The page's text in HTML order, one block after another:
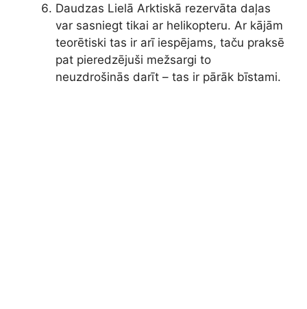
Daudzas Lielā Arktiskā rezervāta daļas
var sasniegt tikai ar helikopteru. Ar kājām
teorētiski tas ir arī iespējams, taču praksē
pat pieredzējuši mežsargi to
neuzdrošinās darīt – tas ir pārāk bīstami.